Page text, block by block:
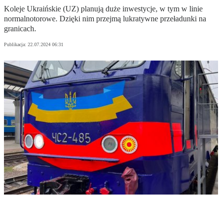
Koleje Ukraińskie (UZ) planują duże inwestycje, w tym w linie
normalnotorowe. Dzięki nim przejmą lukratywne przeładunki na
granicach.
Publikacja: 22.07.2024 06:31